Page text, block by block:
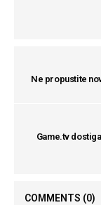
Ne propustite
Game.tv
COMMENTS (0)